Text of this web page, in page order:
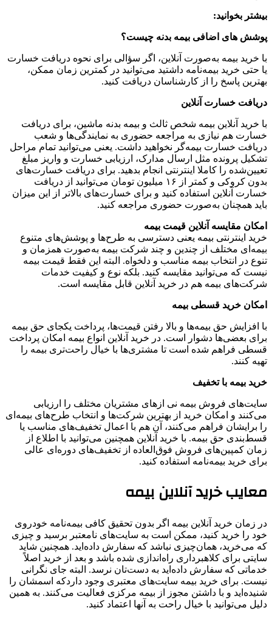
بیشتر بخوانید:
پوشش‌ های اضافی بیمه بدنه چیست؟
با خرید بیمه به‌صورت آنلاین، اگر سؤالی برای نحوه دریافت خسارت
یا حتی خرید بیمه‌نامه داشتید می‌توانید در کمترین زمان ممکن،
بهترین پاسخ را از کارشناسان دریافت کنید.
دریافت خسارت آنلاین
با خرید آنلاین بیمه‌ شخص ثالث و بیمه بدنه ماشین، برای دریافت
خسارت هم نیازی به مراجعه حضوری به نمایندگی‌ها و شعب
دریافت خسارت بیمه‌گر نخواهید داشت. یعنی می‌توانید تمام مراحل
تشکیل پرونده مثل ارسال مدارک، ارزیابی خسارت و واریز مبلغ
تعیین‌شده را کاملا اینترنتی انجام بدهید. برای دریافت خسارت‌های
بدون کروکی و کمتر از ۱۶ میلیون تومان می‌توانید از دریافت
خسارت آنلاین استفاده کنید و برای خسارت‌های بالاتر از این میزان
باید همچنان به‌صورت حضوری مراجعه کنید.
امکان مقایسه آنلاین قیمت بیمه
خرید اینترنتی بیمه یعنی دسترسی به طرح‌ها و پوشش‌های متنوع
بیمه‌ای مختلف از چندین و چند شرکت‌ بیمه به‌صورت همزمان و
تنوع در انتخاب بیمه مناسب و دلخواه. البته این فقط قیمت بیمه
نیست که می‌توانید مقایسه کنید. بلکه نوع و کیفیت خدمات
شرکت‌های بیمه هم در خرید آنلاین قابل مقایسه است.
امکان خرید قسطی بیمه
با افزایش حق بیمه‌ها و بالا رفتن قیمت‌ها، پرداخت یکجای حق بیمه
برای بعضی‌ها دشوار است. در خرید آنلاین انواع بیمه امکان پرداخت
قسطی فراهم شده است تا مشتری‌ها با خیال راحت‌تری بیمه را
تهیه کنند.
خرید بیمه با تخفیف
سایت‌های فروش بیمه‌ نی ازهای مشتریان مختلف را ارزیابی
می‌کنند و امکان خرید از بهترین‌ شرکت‌ها و انتخاب طرح‌های بیمه‌ای
را برایشان فراهم می‌کنند، آن هم با اعمال تخفیف‌های مناسب یا
قسط‌بندی حق بیمه. با خرید آنلاین همچنین می‌توانید با اطلاع از
زمان کمپین‌های فروش فوق‌العاده از تخفیف‌های دوره‌ای عالی
برای خرید بیمه‌نامه استفاده کنید.
معایب خرید آنلاین بیمه
در زمان خرید آنلاین بیمه اگر بدون تحقیق کافی بیمه‌نامه خودروی
خود را خرید کنید، ممکن است به سایت‌های نامعتبر برسید و چیزی
که می‌خرید، همان‌چیزی نباشد که سفارش داده‌اید. همچنین شاید
سایتی‌ برای کلاهبرداری راه‌اندازی شده باشد و بعد از خرید اصلاً
خدماتی که سفارش داده‌اید به دست‌تان نرسد. البته جای نگرانی
نیست. برای خرید بیمه سایت‌های معتبری وجود داردکه اسمشان را
شنیده‌اید و با داشتن مجوز از بیمه مرکزی فعالیت می‌کنند. به همین
دلیل می‌توانید با خیال راحت به آنها اعتماد کنید.